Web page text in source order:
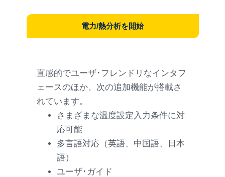
電力/熱分析を開始
直感的でユーザ･フレンドリなインタフ
ェースのほか、次の追加機能が搭載さ
れています。
さまざまな温度設定入力条件に対
応可能
多言語対応（英語、中国語、日本
語）
ユーザ･ガイド